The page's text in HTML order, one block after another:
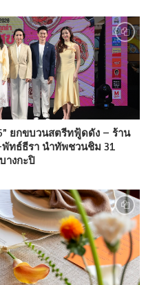
ยกขบวนสตรีทฟู้ดดัง – ร้าน
ทธ์ธีรา นำทัพชวนชิม 31
างกะปิ